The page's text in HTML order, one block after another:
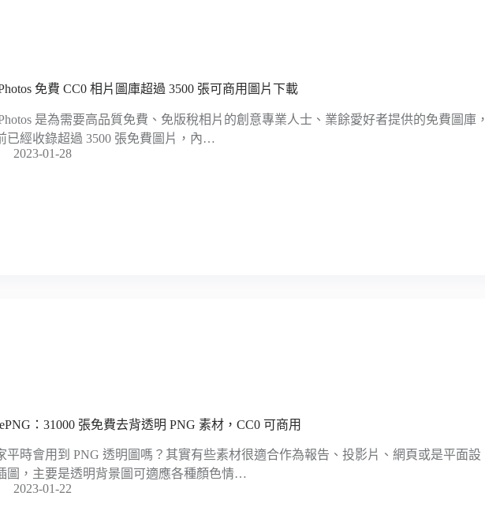
免費 CC0 相片圖庫超過 3500 張可商用圖片下載
是為需要高品質免費、免版稅相片的創意專業人士、業餘愛好者提供的免費圖庫，
已經收錄超過 3500 張免費圖片，內…
2023-01-28
：31000 張免費去背透明 PNG 素材，CC0 可商用
平時會用到 PNG 透明圖嗎？其實有些素材很適合作為報告、投影片、網頁或是平面設
圖，主要是透明背景圖可適應各種顏色情…
2023-01-22